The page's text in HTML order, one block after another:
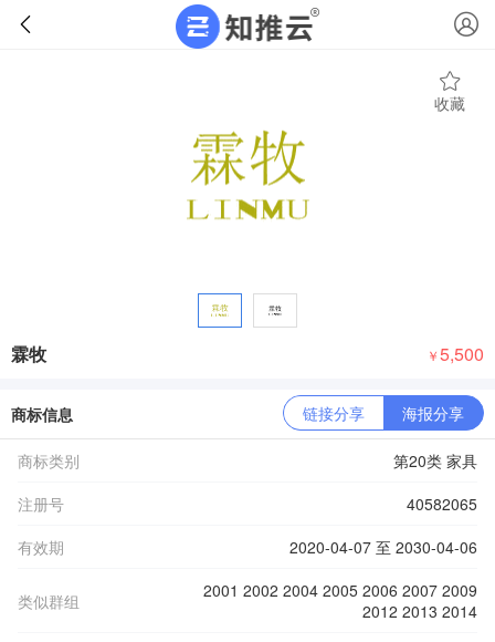
收藏
霖牧 ￥5,500
商标信息 链接分享 海报分享
商标类别
第20类 家具
注册号
40582065
有效期
2020-04-07 至 2030-04-06
类似群组
2001 2002 2004 2005 2006 2007 2009
2012 2013 2014